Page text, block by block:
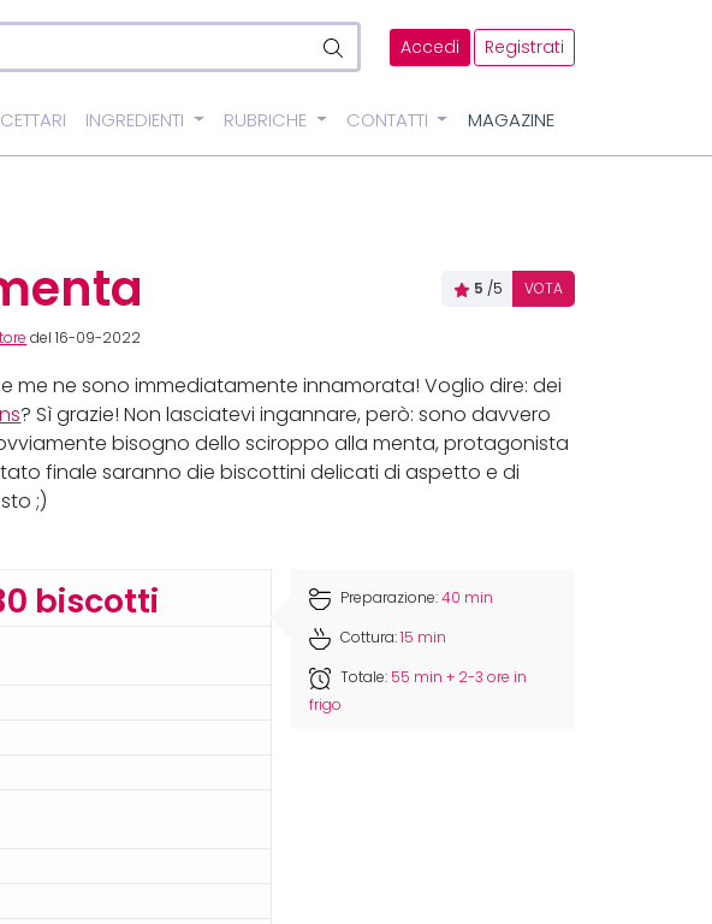
Accedi Registrati
INGREDIENTI RUBRICHE CONTATTI MAGAZINE
5 /5 VOTA
del 16-09-2022
e me ne sono immediatamente innamorata! Voglio dire: dei
? Sì grazie! Non lasciatevi ingannare, però: sono davvero
bisogno dello sciroppo alla menta, protagonista
finale saranno die biscottini delicati di aspetto e di
;)
biscotti Preparazione:40 min
Cottura:15 min
Totale: 55 min + 2-3 ore in
frigo